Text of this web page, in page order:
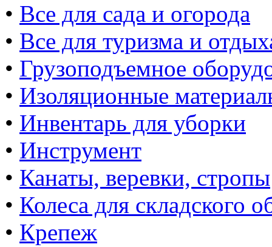
• Все для сада и огорода
• Все для туризма и
• Грузоподъемное
• Изоляционные
• Инвентарь для уборки
• Инструмент
• Канаты, веревки, стропы
• Колеса для складского
• Крепеж